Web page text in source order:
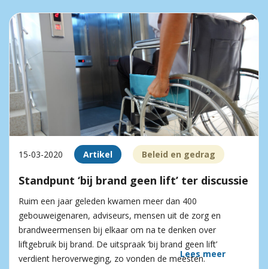
15-03-2020 Artikel Beleid en gedrag
Standpunt ‘bij brand geen lift’ ter discussie
Ruim een jaar geleden kwamen meer dan 400
gebouweigenaren, adviseurs, mensen uit de zorg en
brandweermensen bij elkaar om na te denken over
liftgebruik bij brand. De uitspraak ‘bij brand geen lift’
verdient heroverweging, zo vonden de meesten.
Lees meer